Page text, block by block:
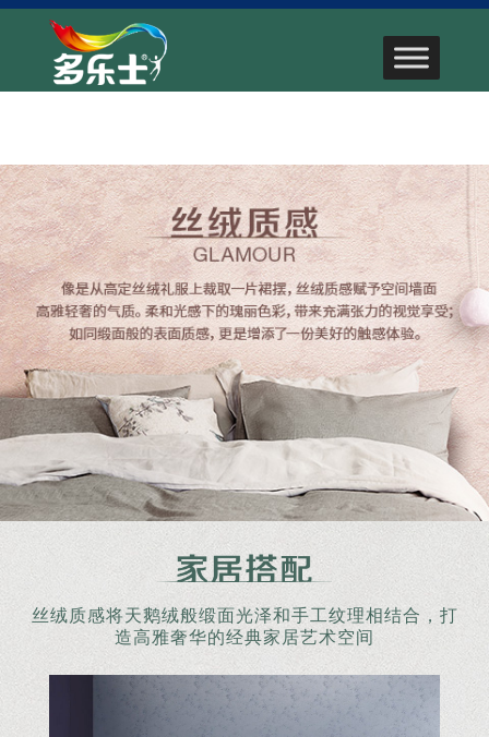
丝绒质感将天鹅绒般缎面光泽和手工纹理相结合，打
造高雅奢华的经典家居艺术空间